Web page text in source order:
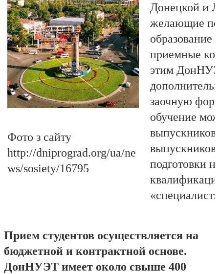
Фото з сайту
http://dniprograd.org/ua/ne
ws/sosiety/16795
Донецкой и
желающие
образование
приемные
этим
заочную
обучение
подготовки
Прием студентов осуществляется на
бюджетной и контрактной основе.
ДонНУЭТ имеет около свыше 400